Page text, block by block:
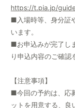
https://t.pia.jp/
■入場時等、身分証
います。
■お申込みが完了し
り申込内容のご確認
【注意事項】
■今回の予約は、応
ットを用意する、良